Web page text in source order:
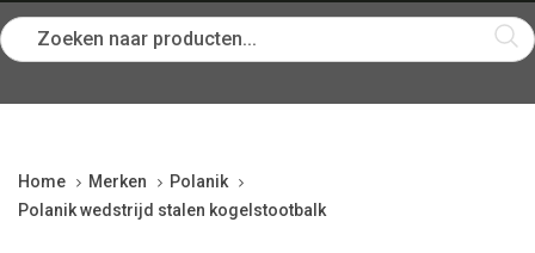
content
Zoeken naar producten...
Home Merken
Polanik
Polanik wedstrijd stalen kogelstootbalk